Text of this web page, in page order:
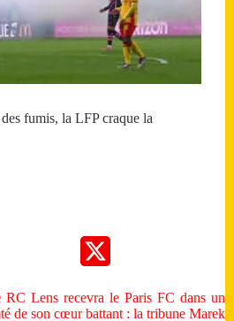
fumis, la LFP craque la
Lens recevra le Paris FC dans un
de son cœur battant : la tribune Marek